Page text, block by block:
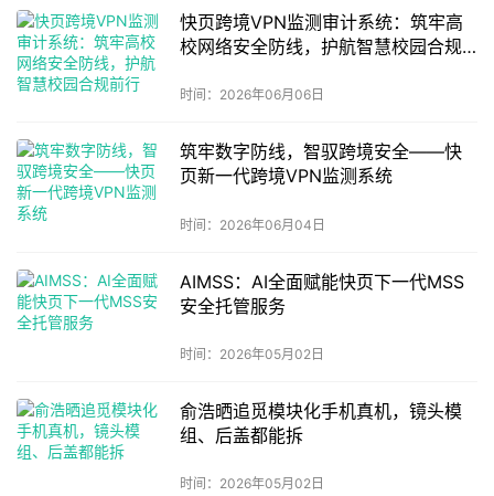
快页跨境VPN监测审计系统：筑牢高
校网络安全防线，护航智慧校园合规
时间：2026年06月06日
筑牢数字防线，智驭跨境安全——快
页新一代跨境VPN监测系统
时间：2026年06月04日
AIMSS：AI全面赋能快页下一代MSS
安全托管服务
时间：2026年05月02日
俞浩晒追觅模块化手机真机，镜头模
组、后盖都能拆
时间：2026年05月02日